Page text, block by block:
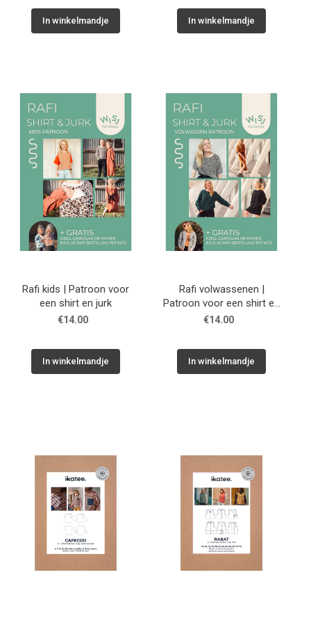
In winkelmandje In winkelmandje
Rafi kids | Patroon voor
een shirt en jurk
€14.00
In winkelmandje
Rafi volwassenen |
Patroon voor een shirt en
jurk
€14.00
In winkelmandje